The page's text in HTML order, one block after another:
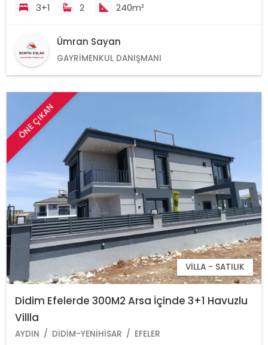
3+1 2 240m²
Ümran Sayan
GAYRIMENKUL DANIŞMANI
ÖNE ÇIKAN
VILLA - SATILIK
Didim Efelerde 300M2 Arsa İçinde 3+1 Havuzlu
Villla
AYDIN DIDIM-YENIHISAR EFELER